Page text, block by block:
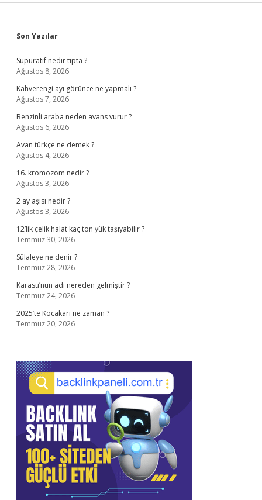
Sidebar
Son Yazılar
Süpüratif nedir tıpta ?
Ağustos 8, 2026
Kahverengi ayı görünce ne yapmalı ?
Ağustos 7, 2026
Benzinli araba neden avans vurur ?
Ağustos 6, 2026
Avan türkçe ne demek ?
Ağustos 4, 2026
16. kromozom nedir ?
Ağustos 3, 2026
2 ay aşısı nedir ?
Ağustos 3, 2026
12’lik çelik halat kaç ton yük taşıyabilir ?
Temmuz 30, 2026
Sülaleye ne denir ?
Temmuz 28, 2026
Karasu’nun adı nereden gelmiştir ?
Temmuz 24, 2026
2025’te Kocakarı ne zaman ?
Temmuz 20, 2026